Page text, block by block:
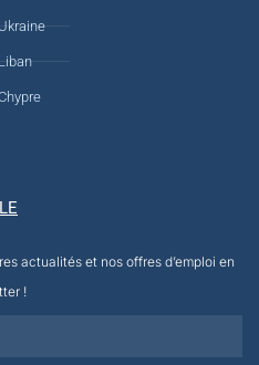
Ukraine
Liban
actualités et nos offres d’emploi en
!